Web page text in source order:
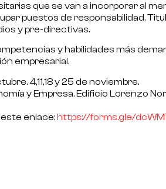
que se van a incorporar al
puestos de responsabilidad.
y pre-directivas.
y habilidades más
empresarial.
4,11,18 y 25 de noviembre.
y Empresa. Edificio Lorenzo
enlace:https://forms.gle/